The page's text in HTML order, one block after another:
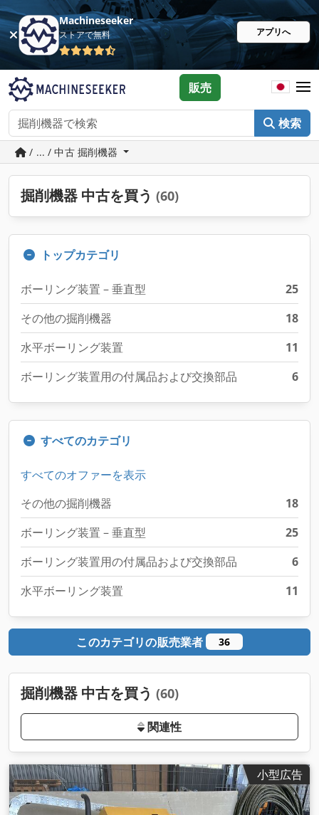
Machineseeker
ストアで無料 アプリへ
検索
販売
/ ... / 中古 掘削機器
掘削機器 中古を買う (60)
トップカテゴリ
ボーリング装置 – 垂直型
25
その他の掘削機器
18
水平ボーリング装置
11
ボーリング装置用の付属品および交換部品
6
すべてのカテゴリ
すべてのオファーを表示
その他の掘削機器
18
ボーリング装置 – 垂直型
25
ボーリング装置用の付属品および交換部品
6
水平ボーリング装置
11
このカテゴリの販売業者 36
掘削機器 中古を買う (60)
関連性
小型広告